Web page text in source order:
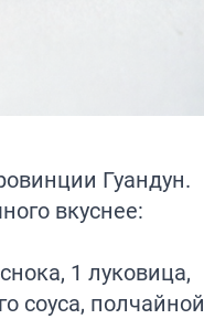
Гуандун.
вкуснее:
1 луковица,
соуса, полчайной